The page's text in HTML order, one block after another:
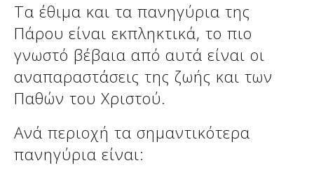
Δείτε μας:
Τα έθιμα και τα πανηγύρια της
Πάρου είναι εκπληκτικά, το πιο
γνωστό βέβαια από αυτά είναι οι
αναπαραστάσεις της ζωής και των
Παθών του Χριστού.
Ανά περιοχή τα σημαντικότερα
πανηγύρια είναι: